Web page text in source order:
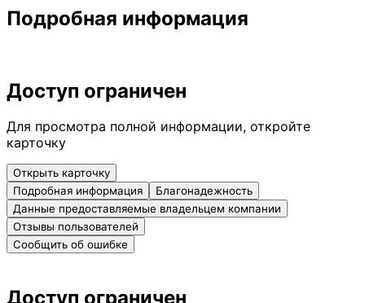
Подробная информация
Доступ ограничен
Для просмотра полной информации, откройте
карточку
Открыть карточку
Подробная информация
Благонадежность
Данные предоставляемые владельцем компании
Отзывы пользователей
Сообщить об ошибке
Доступ ограничен